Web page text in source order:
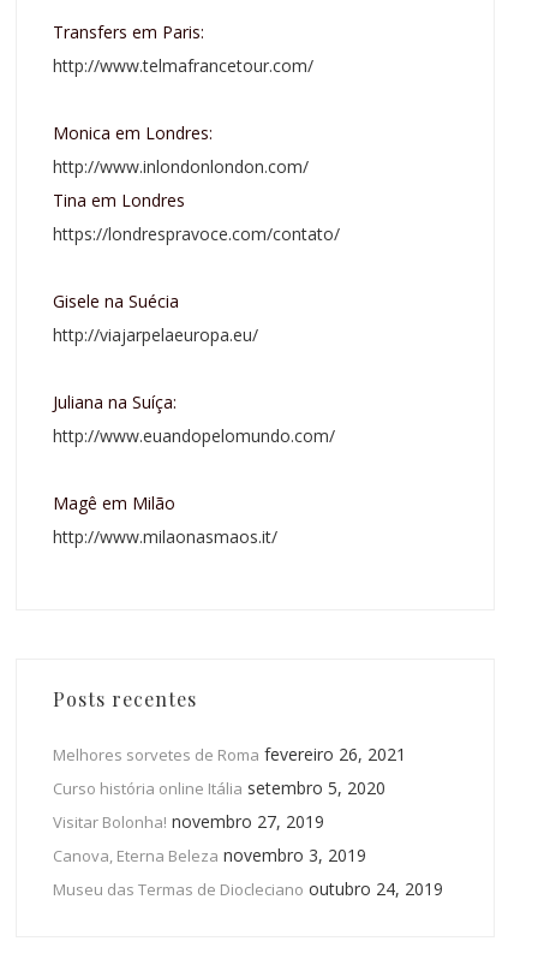
Transfers em Paris:
http://www.telmafrancetour.com/
Monica em Londres:
http://www.inlondonlondon.com/
Tina em Londres
https://londrespravoce.com/contato/
Gisele na Suécia
http://viajarpelaeuropa.eu/
Juliana na Suíça:
http://www.euandopelomundo.com/
Magê em Milão
http://www.milaonasmaos.it/
Posts recentes
Melhores sorvetes de Roma fevereiro 26, 2021
Curso história online Itália setembro 5, 2020
Visitar Bolonha! novembro 27, 2019
Canova, Eterna Beleza novembro 3, 2019
Museu das Termas de Diocleciano outubro 24, 2019